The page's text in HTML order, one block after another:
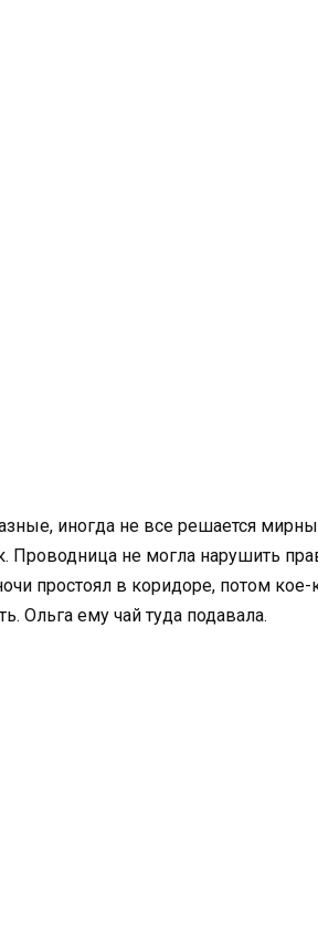
иногда не все решается
Проводница не могла нарушить
простоял в коридоре, потом
Ольга ему чай туда подавала.